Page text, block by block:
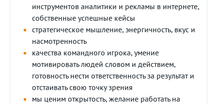
инструментов аналитики и рекламы в интернете,
собственные успешные кейсы
стратегическое мышление, энергичность, вкус и
насмотренность
качества командного игрока, умение
мотивировать людей словом и действием,
готовность нести ответственность за результат и
отстаивать свою точку зрения
мы ценим открытость, желание работать на